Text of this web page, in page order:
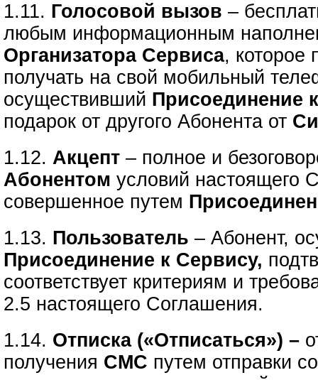
1.11. Голосовой вызов–
любым информационным
Организатора Сервиса, которое
получать на свой мобильный
осуществивший Присоединение
подарок от другого Абонента от
1.12.Акцепт– полное и
Абонентом условий настоящего
совершенное путем
1.13. Пользователь– Абонент,
Присоединение к Сервису,
соответствует критериям и
2.5 настоящего Соглашения.
1.14. Отписка («Отписаться») –
получения СМС путем отправки